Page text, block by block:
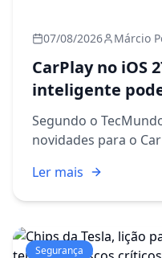
07/08/2026 Márcio
CarPlay no iOS
inteligente
produtividade
Segundo o
novidades para o
e personalizáveis. A
primeira vista, al...
Ler mais
Segurança